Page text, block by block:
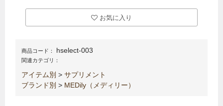
お気に入り
商品コード： hselect-003
関連カテゴリ：
アイテム別 > サプリメント
ブランド別 > MEDily（メディリー）